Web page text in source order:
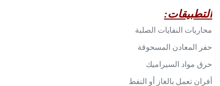
التطبيقات:
محاربات النفايات الصلبة
حفر المعادن المسحوقة
حرق مواد السيراميك
أفران تعمل بالغاز أو النفط